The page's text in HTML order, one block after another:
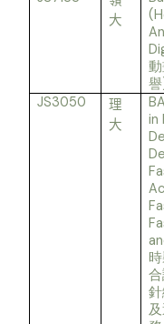
大
譽
JS3050
理
大
in